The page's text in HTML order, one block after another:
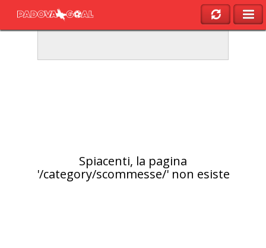
Spiacenti, la pagina
'/category/scommesse/' non esiste